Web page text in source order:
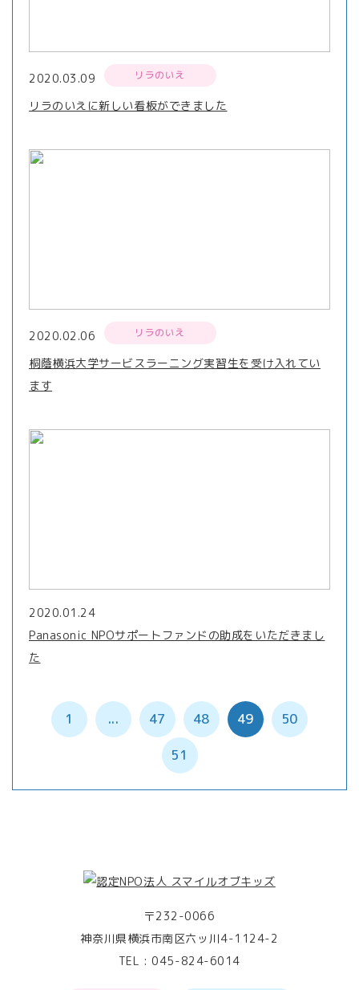
2020.03.09 リラのいえ
リラのいえに新しい看板ができました
2020.02.06 リラのいえ
桐蔭横浜大学サービスラーニング実習生を受け入れてい
ます
2020.01.24
Panasonic NPOサポートファンドの助成をいただきまし
た
1 ... 47 48 49 50
51
〒232-0066
神奈川県横浜市南区六ッ川4-1124-2
TEL :045-824-6014